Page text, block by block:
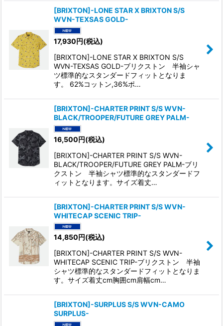
[BRIXTON]-LONE STAR X BRIXTON S/S
WVN-TEXSAS GOLD-
17,930円(税込)
[BRIXTON]-LONE STAR X BRIXTON S/S
WVN-TEXSAS GOLD-ブリクストン 半袖シャ
ツ標準的なスタンダードフィットとなりま
す。 62%コットン,36%ポ…
[BRIXTON]-CHARTER PRINT S/S WVN-
BLACK/TROOPER/FUTURE GREY PALM-
16,500円(税込)
[BRIXTON]-CHARTER PRINT S/S WVN-
BLACK/TROOPER/FUTURE GREY PALM-ブリ
クストン 半袖シャツ標準的なスタンダードフ
ィットとなります。サイズ着丈…
[BRIXTON]-CHARTER PRINT S/S WVN-
WHITECAP SCENIC TRIP-
14,850円(税込)
[BRIXTON]-CHARTER PRINT S/S WVN-
WHITECAP SCENIC TRIP-ブリクストン 半袖
シャツ標準的なスタンダードフィットとなりま
す。サイズ着丈cm胸囲cm肩幅cm…
[BRIXTON]-SURPLUS S/S WVN-CAMO
SURPLUS-